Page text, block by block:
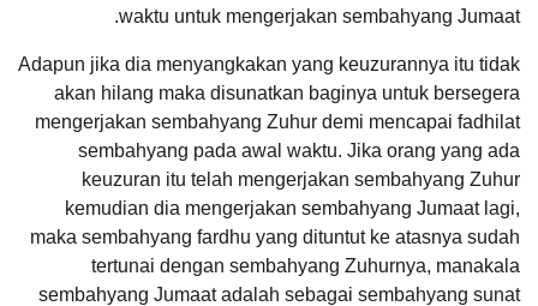
waktu untuk mengerjakan sembahyang Jumaat.
Adapun jika dia menyangkakan yang keuzurannya itu tidak
akan hilang maka disunatkan baginya untuk bersegera
mengerjakan sembahyang Zuhur demi mencapai fadhilat
sembahyang pada awal waktu. Jika orang yang ada
keuzuran itu telah mengerjakan sembahyang Zuhur
kemudian dia mengerjakan sembahyang Jumaat lagi,
maka sembahyang fardhu yang dituntut ke atasnya sudah
tertunai dengan sembahyang Zuhurnya, manakala
sembahyang Jumaat adalah sebagai sembahyang sunat